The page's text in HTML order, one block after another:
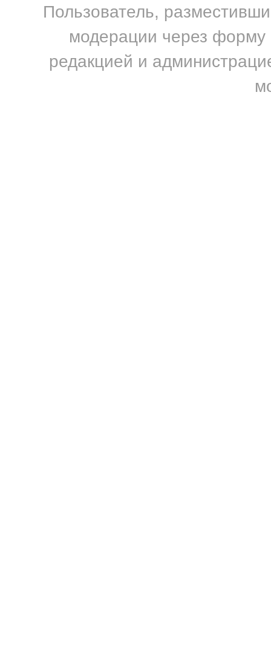
Пользователь,
модерации через форму
редакцией и